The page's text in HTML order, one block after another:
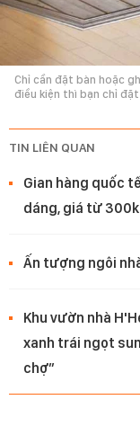
Chỉ cần đặt bàn hoặc
điều kiện thì bạn chỉ
TIN LIÊN QUAN
Gian hàng quốc
dáng, giá từ
Ấn tượng ngôi
Khu vườn nhà
xanh trái ngọt
chợ”